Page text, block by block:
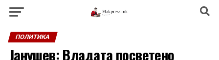
ПОЛИТИКА
Јанушев: Владата посветено